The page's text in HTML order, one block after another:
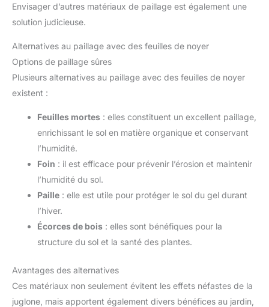
Envisager d’autres matériaux de paillage est également une
solution judicieuse.
Alternatives au paillage avec des feuilles de noyer
Options de paillage sûres
Plusieurs alternatives au paillage avec des feuilles de noyer
existent :
Feuilles mortes : elles constituent un excellent paillage,
enrichissant le sol en matière organique et conservant
l’humidité.
Foin : il est efficace pour prévenir l’érosion et maintenir
l’humidité du sol.
Paille : elle est utile pour protéger le sol du gel durant
l’hiver.
Écorces de bois : elles sont bénéfiques pour la
structure du sol et la santé des plantes.
Avantages des alternatives
Ces matériaux non seulement évitent les effets néfastes de la
juglone, mais apportent également divers bénéfices au jardin,